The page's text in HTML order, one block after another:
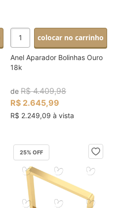
colocar no carrinho
Anel Aparador Bolinhas Ouro
18k
deR$ 4.409,98
R$ 2.645,99
R$ 2.249,09 à vista
25% OFF